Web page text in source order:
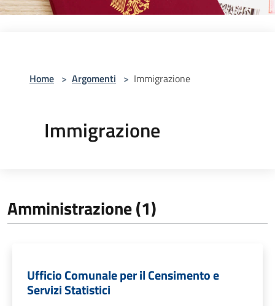
Home > Argomenti > Immigrazione
Immigrazione
Amministrazione (1)
Ufficio Comunale per il Censimento e
Servizi Statistici